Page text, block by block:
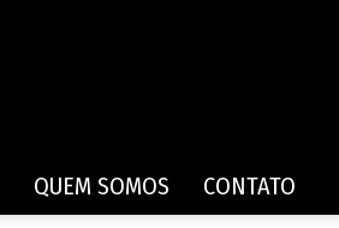
QUEM SOMOS CONTATO